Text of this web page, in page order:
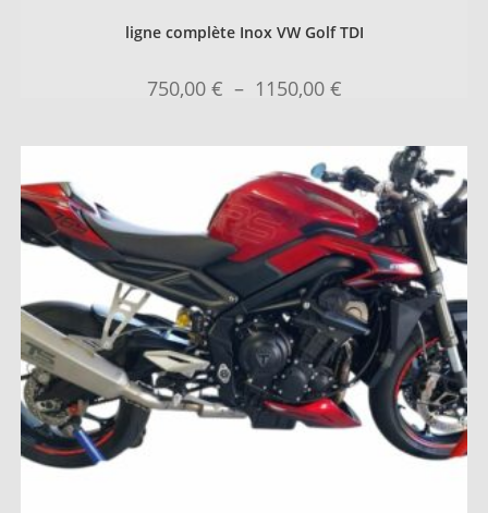
ligne complète Inox VW Golf TDI
750,00 € – 1150,00 €